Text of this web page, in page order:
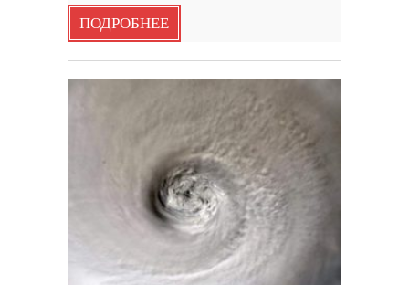
ПОДРОБНЕЕ